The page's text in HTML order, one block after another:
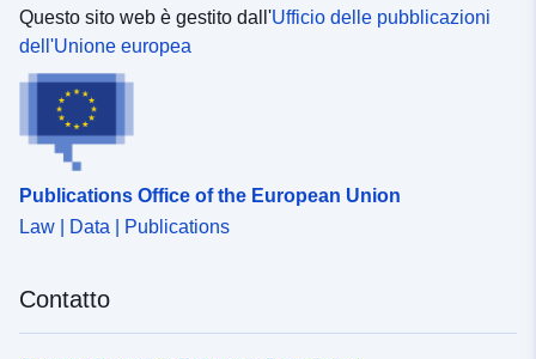
Questo sito web è gestito dall'Ufficio delle pubblicazioni
dell'Unione europea
Publications Office of the European Union
Law | Data | Publications
Contatto